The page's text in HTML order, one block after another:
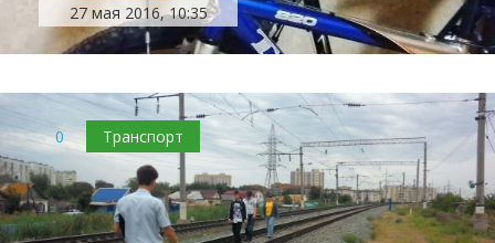
27 мая 2016, 10:35
0 Транспорт